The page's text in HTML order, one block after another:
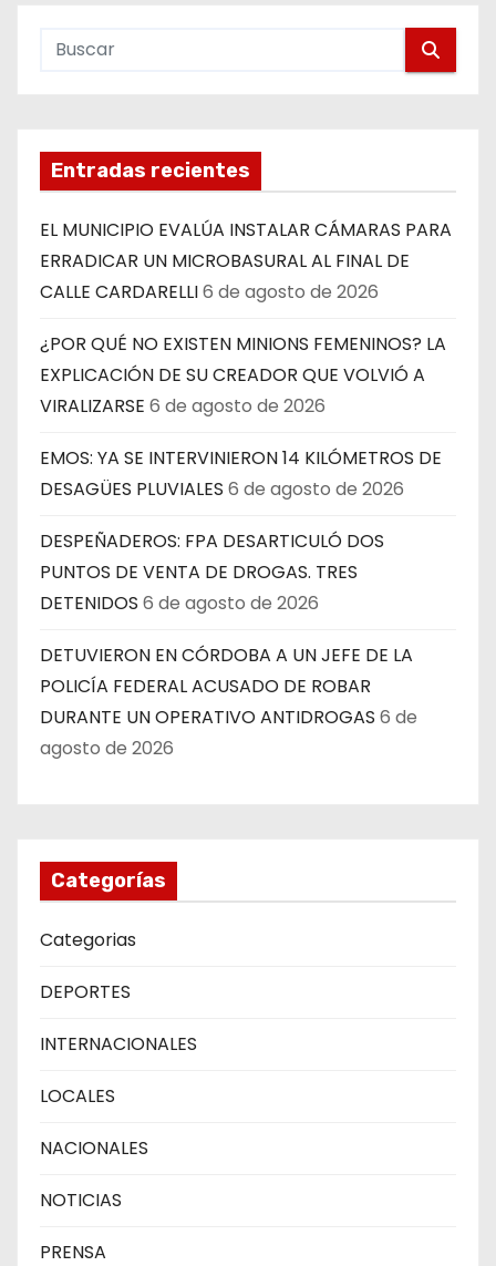
Entradas recientes
EL MUNICIPIO EVALÚA INSTALAR CÁMARAS PARA
ERRADICAR UN MICROBASURAL AL FINAL DE
CALLE CARDARELLI6 de agosto de 2026
¿POR QUÉ NO EXISTEN MINIONS FEMENINOS? LA
EXPLICACIÓN DE SU CREADOR QUE VOLVIÓ A
VIRALIZARSE 6 de agosto de 2026
EMOS: YA SE INTERVINIERON 14 KILÓMETROS DE
DESAGÜES PLUVIALES 6 de agosto de 2026
DESPEÑADEROS: FPA DESARTICULÓ DOS
PUNTOS DE VENTA DE DROGAS. TRES
DETENIDOS 6 de agosto de 2026
DETUVIERON EN CÓRDOBA A UN JEFE DE LA
POLICÍA FEDERAL ACUSADO DE ROBAR
DURANTE UN OPERATIVO ANTIDROGAS 6 de
agosto de 2026
Categorías
Categorias
DEPORTES
INTERNACIONALES
LOCALES
NACIONALES
NOTICIAS
PRENSA